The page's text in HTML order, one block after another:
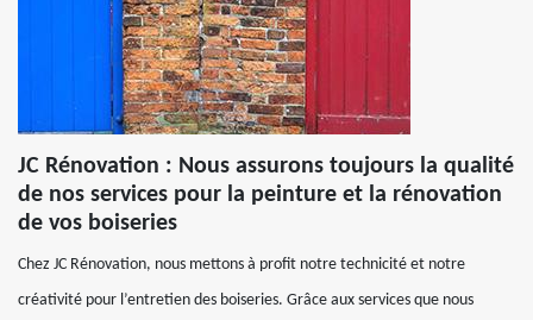
JC Rénovation : Nous assurons toujours la qualité
de nos services pour la peinture et la rénovation
de vos boiseries
Chez JC Rénovation, nous mettons à profit notre technicité et notre
créativité pour l’entretien des boiseries. Grâce aux services que nous